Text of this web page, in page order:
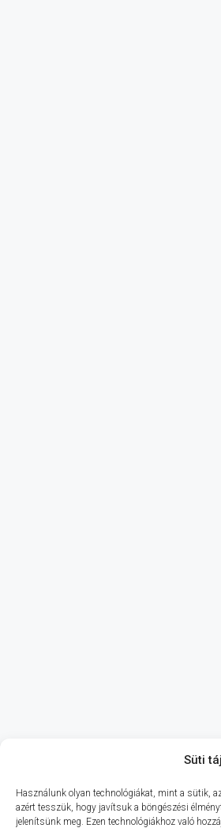
Süti
Használunk olyan technológiákat, mint a sütik,
azért tesszük, hogy javítsuk a böngészési
jelenítsünk meg. Ezen technológiákhoz való